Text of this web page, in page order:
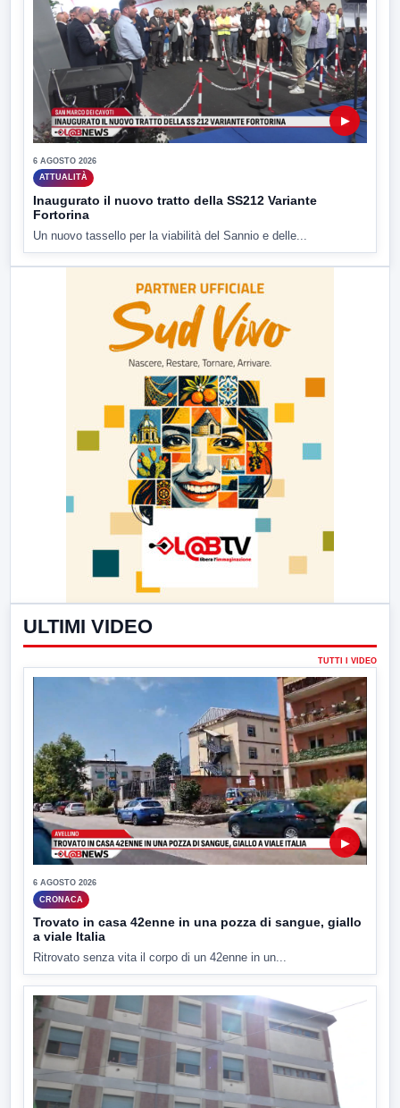
▶
6 AGOSTO 2026
ATTUALITÀ
Inaugurato il nuovo tratto della SS212 Variante
Fortorina
Un nuovo tassello per la viabilità del Sannio e delle...
ULTIMI VIDEO
TUTTI I VIDEO
▶
6 AGOSTO 2026
CRONACA
Trovato in casa 42enne in una pozza di sangue, giallo
a viale Italia
Ritrovato senza vita il corpo di un 42enne in un...